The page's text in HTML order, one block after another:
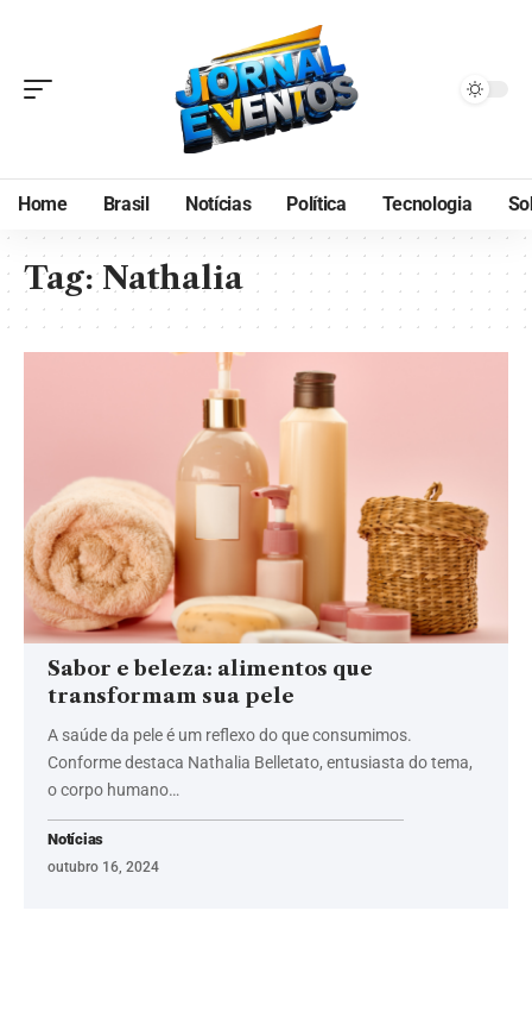
Home Brasil Notícias Política Tecnologia
Tag:Nathalia
Sabor e beleza: alimentos que
transformam sua pele
A saúde da pele é um reflexo do que consumimos.
Conforme destaca Nathalia Belletato, entusiasta do tema,
o corpo humano…
Notícias
outubro 16, 2024